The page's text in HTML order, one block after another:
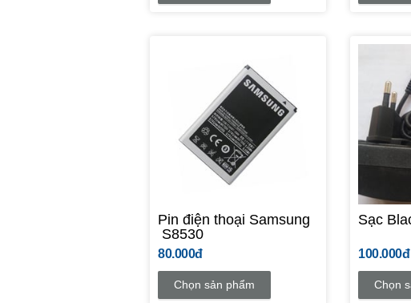
Pin điện thoại Samsung
S8530
80.000đ
Chọn sản phẩm
Sạc
100.000đ
Chọn